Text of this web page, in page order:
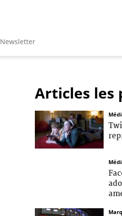
Newsletter
Articles les